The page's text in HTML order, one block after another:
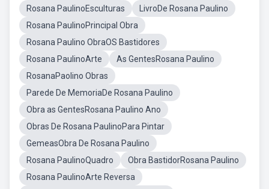
Rosana PaulinoEsculturas
LivroDe Rosana Paulino
Rosana PaulinoPrincipal Obra
Rosana Paulino ObraOS Bastidores
Rosana PaulinoArte
As GentesRosana Paulino
RosanaPaolino Obras
Parede De MemoriaDe Rosana Paulino
Obra as GentesRosana Paulino Ano
Obras De Rosana PaulinoPara Pintar
GemeasObra De Rosana Paulino
Rosana PaulinoQuadro
Obra BastidorRosana Paulino
Rosana PaulinoArte Reversa